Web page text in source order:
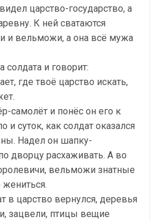
царство-государство, а
К ней сватаются
и вельможи, а она всё мужа
солдата и говорит:
где твоё царство искать,
самолёт и понёс он его к
и суток, как солдат оказался
Надел он шапку-
дворцу расхаживать. А во
вельможи знатные
жениться.
в царство вернулся, деревья
зацвели, птицы вещие